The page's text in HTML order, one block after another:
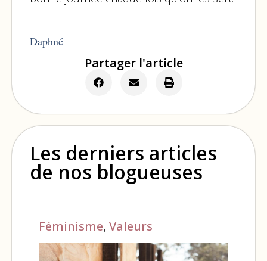
Daphné
Partager l'article
Les derniers articles
de nos blogueuses
Féminisme, Valeurs